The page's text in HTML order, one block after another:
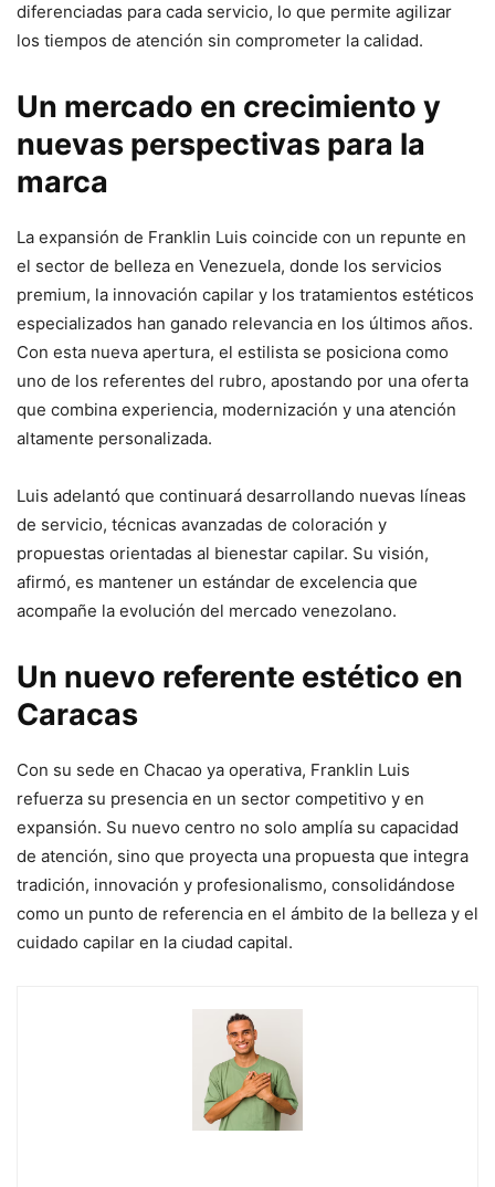
diferenciadas para cada servicio, lo que permite agilizar
los tiempos de atención sin comprometer la calidad.
Un mercado en crecimiento y
nuevas perspectivas para la
marca
La expansión de Franklin Luis coincide con un repunte en
el sector de belleza en Venezuela, donde los servicios
premium, la innovación capilar y los tratamientos estéticos
especializados han ganado relevancia en los últimos años.
Con esta nueva apertura, el estilista se posiciona como
uno de los referentes del rubro, apostando por una oferta
que combina experiencia, modernización y una atención
altamente personalizada.
Luis adelantó que continuará desarrollando nuevas líneas
de servicio, técnicas avanzadas de coloración y
propuestas orientadas al bienestar capilar. Su visión,
afirmó, es mantener un estándar de excelencia que
acompañe la evolución del mercado venezolano.
Un nuevo referente estético en
Caracas
Con su sede en Chacao ya operativa, Franklin Luis
refuerza su presencia en un sector competitivo y en
expansión. Su nuevo centro no solo amplía su capacidad
de atención, sino que proyecta una propuesta que integra
tradición, innovación y profesionalismo, consolidándose
como un punto de referencia en el ámbito de la belleza y el
cuidado capilar en la ciudad capital.